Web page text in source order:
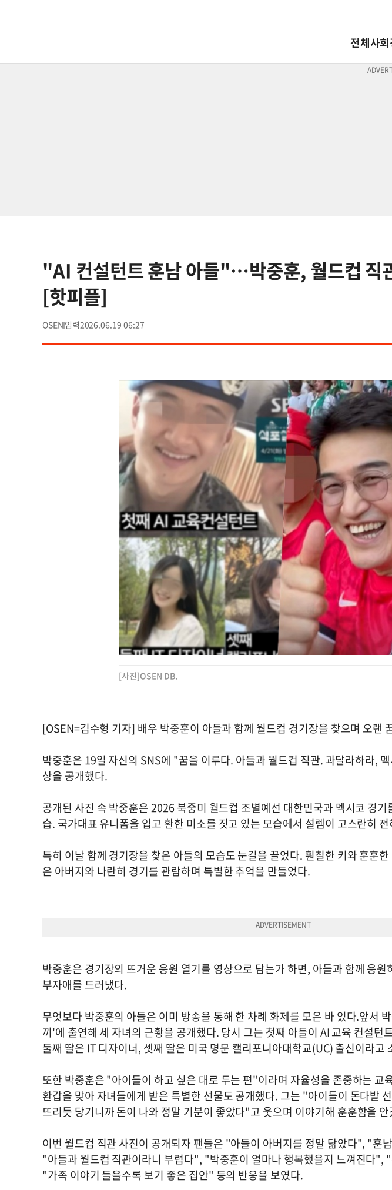
전체사회
"AI 컨설턴트 훈남 아들"…박중훈, 월드컵 직
[핫피플]
OSEN 2026.06.19 06:27
[사진]OSEN DB.
[OSEN=김수형 기자] 배우 박중훈이 아들과 함께 월드컵 경기장을 찾으며 오랜
박중훈은 19일 자신의 SNS에 "꿈을 이루다. 아들과 월드컵 직관. 과달라하라,
상을 공개했다.
공개된 사진 속 박중훈은 2026 북중미 월드컵 조별예선 대한민국과 멕시코 경
습. 국가대표 유니폼을 입고 환한 미소를 짓고 있는 모습에서 설렘이 고스란히
특히 이날 함께 경기장을 찾은 아들의 모습도 눈길을 끌었다. 훤칠한 키와 훈훈
은 아버지와 나란히 경기를 관람하며 특별한 추억을 만들었다.
박중훈은 경기장의 뜨거운 응원 열기를 영상으로 담는가 하면, 아들과 함께 응
부자애를 드러냈다.
무엇보다 박중훈의 아들은 이미 방송을 통해 한 차례 화제를 모은 바 있다.앞서
끼'에 출연해 세 자녀의 근황을 공개했다. 당시 그는 첫째 아들이 AI 교육 컨설턴
둘째 딸은 IT 디자이너, 셋째 딸은 미국 명문 캘리포니아대학교(UC) 출신이라고
또한 박중훈은 "아이들이 하고 싶은 대로 두는 편"이라며 자율성을 존중하는 교
환갑을 맞아 자녀들에게 받은 특별한 선물도 공개했다. 그는 "아이들이 돈다발
뜨리듯 당기니까 돈이 나와 정말 기분이 좋았다"고 웃으며 이야기해 훈훈함을
이번 월드컵 직관 사진이 공개되자 팬들은 "아들이 아버지를 정말 닮았다", "훈
"아들과 월드컵 직관이라니 부럽다", "박중훈이 얼마나 행복했을지 느껴진다",
"가족 이야기 들을수록 보기 좋은 집안" 등의 반응을 보였다.